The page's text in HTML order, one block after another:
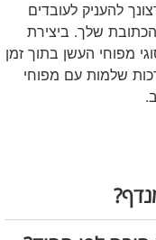
להעניק לעובדים
הכתובת שלך. ביצירת
מפוחי העשן בתוך זמן
שלמות עם מפוחי